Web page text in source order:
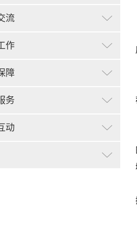
流
作
障
务
动